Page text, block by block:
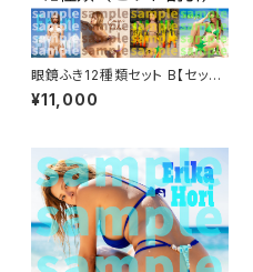
眼鏡ふき12種類セット B【セット
割引】
¥11,000